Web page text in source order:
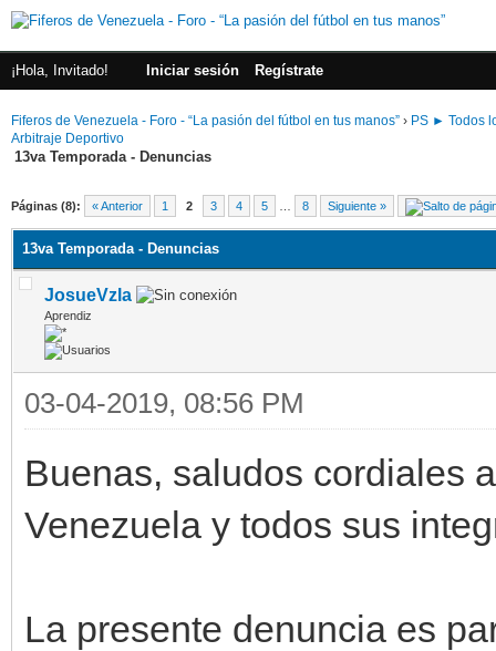
¡Hola, Invitado! Iniciar sesión Regístrate
Fiferos de Venezuela - Foro - “La pasión del fútbol en tus manos” › PS ► Todos
Arbitraje Deportivo
13va Temporada - Denuncias
Páginas (8): « Anterior 1 2 3 4 5 8 Siguiente »
13va Temporada - Denuncias
JosueVzla
Aprendiz
03-04-2019, 08:56 PM
Buenas, saludos cordiales
Venezuela y todos sus
La presente denuncia es